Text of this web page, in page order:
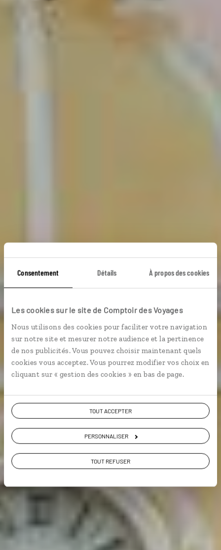
Consentement Détails À propos des cookies
Les cookies sur le site de Comptoir des Voyages
Nous utilisons des cookies pour faciliter votre navigation
sur notre site et mesurer notre audience et la pertinence
de nos publicités. Vous pouvez choisir maintenant quels
cookies vous acceptez. Vous pourrez modifier vos choix en
cliquant sur « gestion des cookies » en bas de page.
TOUT ACCEPTER
PERSONNALISER
TOUT REFUSER
Guatemala intégral
Circuit de Guatelama City à Antigua en passant par
Copán, au Honduras.
Voir les 13 avis sur les voyages au
VOIR LA GALERIE PHOTOS